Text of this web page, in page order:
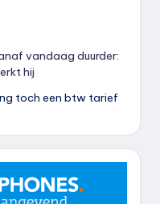
vandaag duurder:
hij
toch een btw tarief